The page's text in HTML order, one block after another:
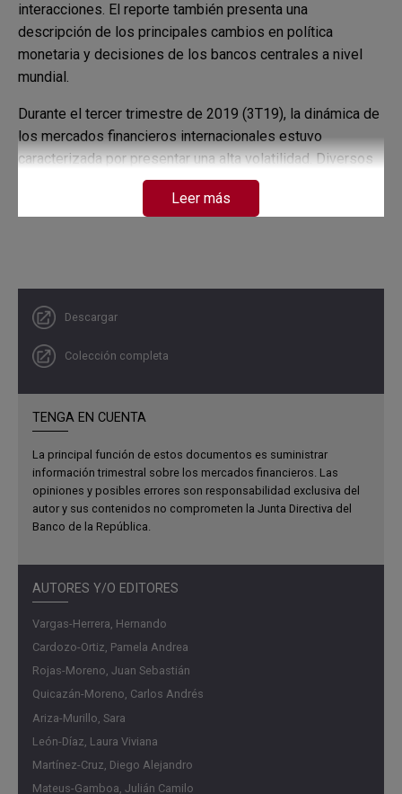
Descargar
Colección completa
TENGA EN CUENTA
La principal función de estos documentos es suministrar
información trimestral sobre los mercados financieros. Las
opiniones y posibles errores son responsabilidad exclusiva del
autor y sus contenidos no comprometen la Junta Directiva del
Banco de la República.
AUTORES Y/O EDITORES
Vargas-Herrera, Hernando
Cardozo-Ortiz, Pamela Andrea
Rojas-Moreno, Juan Sebastián
Quicazán-Moreno, Carlos Andrés
Ariza-Murillo, Sara
León-Díaz, Laura Viviana
Martínez-Cruz, Diego Alejandro
Mateus-Gamboa, Julián Camilo
interacciones. El reporte también presenta una
descripción de los principales cambios en política
monetaria y decisiones de los bancos centrales a nivel
mundial.
Durante el tercer trimestre de 2019 (3T19), la dinámica de
los mercados financieros internacionales estuvo
caracterizada por presentar una alta volatilidad. Diversos
factores como las tensiones comerciales entre EE. UU. y
China, eventos generadores de incertidumbre política en
estímulo monetario por parte de los principales bancos
centrales del mundo y el comportamiento mixto de los
de los mercados financieros durante este trimestre.
Durante este periodo, el dólar americano se fortaleció, sin
embargo, al final del trimestre la apreciación se contuvo
China. En la región el comportamiento de las monedas se
vio influenciado principalmente por el comportamiento del
dólar y por factores idiosincráticos de cada país que llevo
a que se observaran depreciaciones frente al dólar. En
registraron valorizaciones.
resumen ejecutivo del documento. En la sección tres se
presenta una descripción de los hechos más importantes
en el entorno económico internacional. Posteriormente, en
la sección cuatro se presenta el comportamiento de los
principales indicadores de percepción del riesgo a nivel
Leer más